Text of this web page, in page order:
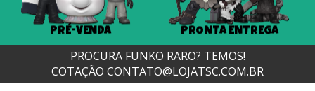
PRÉ-VENDA PRONTA ENTREGA
Next
PROCURA FUNKO RARO? TEMOS!
COTAÇÃO CONTATO@LOJATSC.COM.BR